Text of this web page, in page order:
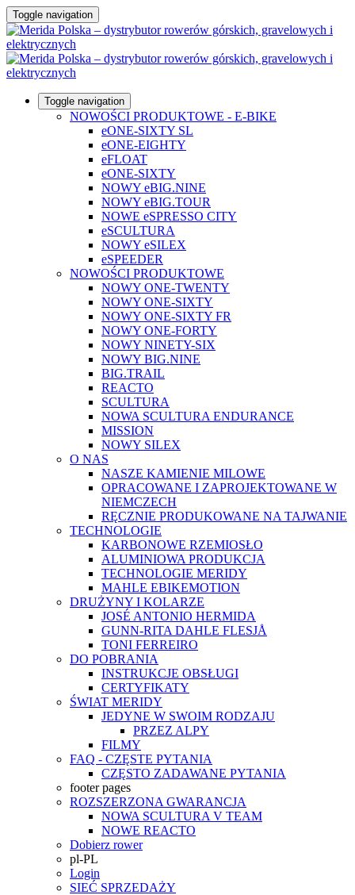
Toggle navigation
Toggle navigation
NOWOŚCI PRODUKTOWE - E-BIKE
eONE-SIXTY SL
eONE-EIGHTY
eFLOAT
eONE-SIXTY
NOWY eBIG.NINE
NOWY eBIG.TOUR
NOWE eSPRESSO CITY
eSCULTURA
NOWY eSILEX
eSPEEDER
NOWOŚCI PRODUKTOWE
NOWY ONE-TWENTY
NOWY ONE-SIXTY
NOWY ONE-SIXTY FR
NOWY ONE-FORTY
NOWY NINETY-SIX
NOWY BIG.NINE
BIG.TRAIL
REACTO
SCULTURA
NOWA SCULTURA ENDURANCE
MISSION
NOWY SILEX
O NAS
NASZE KAMIENIE MILOWE
OPRACOWANE I ZAPROJEKTOWANE W
NIEMCZECH
RĘCZNIE PRODUKOWANE NA TAJWANIE
TECHNOLOGIE
KARBONOWE RZEMIOSŁO
ALUMINIOWA PRODUKCJA
TECHNOLOGIE MERIDY
MAHLE EBIKEMOTION
DRUŻYNY I KOLARZE
JOSÉ ANTONIO HERMIDA
GUNN-RITA DAHLE FLESJÅ
TONI FERREIRO
DO POBRANIA
INSTRUKCJE OBSŁUGI
CERTYFIKATY
ŚWIAT MERIDY
JEDYNE W SWOIM RODZAJU
PRZEZ ALPY
FILMY
FAQ - CZĘSTE PYTANIA
CZĘSTO ZADAWANE PYTANIA
footer pages
ROZSZERZONA GWARANCJA
NOWA SCULTURA V TEAM
NOWE REACTO
Dobierz rower
pl-PL
Login
SIEĆ SPRZEDAŻY